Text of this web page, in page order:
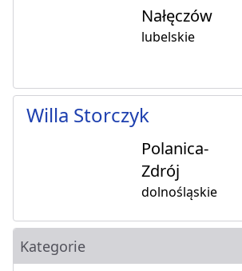
Nałęczów
lubelskie
Willa Storczyk
Polanica-
Zdrój
dolnośląskie
Kategorie